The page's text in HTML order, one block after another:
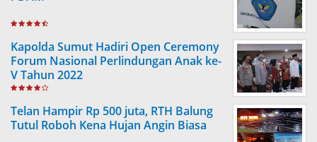
Kapolda Sumut Hadiri Open Ceremony
Forum Nasional Perlindungan Anak ke-
V Tahun 2022
Telan Hampir Rp 500 juta, RTH Balung
Tutul Roboh Kena Hujan Angin Biasa